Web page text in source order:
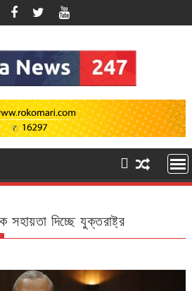
দিচ্ছে যুক্তরাষ্ট্র